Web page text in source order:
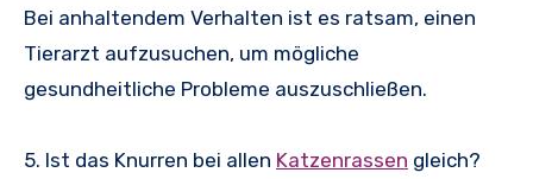
Bei anhaltendem Verhalten ist es ratsam, einen
Tierarzt aufzusuchen, um mögliche
gesundheitliche Probleme auszuschließen.
5. Ist das Knurren bei allen Katzenrassen gleich?